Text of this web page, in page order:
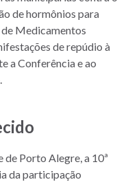
de hormônios para
Medicamentos
de repúdio à
a Conferência e ao
de Porto Alegre, a 10ª
da participação